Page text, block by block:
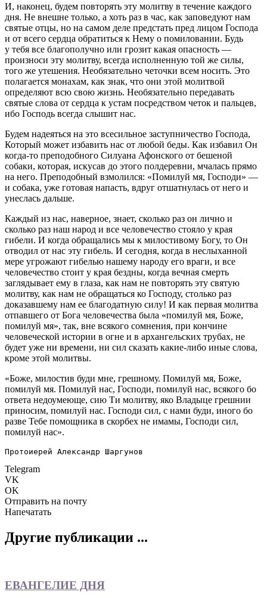
И, наконец, будем повторять эту молитву в течение каждого
дня. Не внешне только, а хоть раз в час, как заповедуют нам
святые отцы, но на самом деле предстать пред лицом Господа
и от всего сердца обратиться к Нему о помиловании. Будь
у тебя все благополучно или грозит какая опасность —
произноси эту молитву, всегда исполненную той же силы,
того же утешения. Необязательно четочки всем носить. Это
полагается монахам, как знак, что они этой молитвой
определяют всю свою жизнь. Необязательно передавать
святые слова от сердца к устам посредством четок и пальцев,
ибо Господь всегда слышит нас.
Будем надеяться на это всесильное заступничество Господа,
Который может избавить нас от любой беды. Как избавил Он
когда-то преподобного Силуана Афонского от бешеной
собаки, которая, искусав до этого полдеревни, мчалась прямо
на него. Преподобный взмолился: «Помилуй мя, Господи» —
и собака, уже готовая напасть, вдруг отшатнулась от него и
унеслась дальше.
Каждый из нас, наверное, знает, сколько раз он лично и
сколько раз наш народ и все человечество стояло у края
гибели. И когда обращались мы к милостивому Богу, то Он
отводил от нас эту гибель. И сегодня, когда в неслыханной
мере угрожают гибелью нашему народу его враги, и все
человечество стоит у края бездны, когда вечная смерть
заглядывает ему в глаза, как нам не повторять эту святую
молитву, как нам не обращаться ко Господу, столько раз
доказавшему нам ее благодатную силу! И как первая молитва
отпавшего от Бога человечества была «помилуй мя, Боже,
помилуй мя», так, вне всякого сомнения, при кончине
человеческой истории в огне и в архангельских трубах, не
будет уже ни времени, ни сил сказать какие-либо иные слова,
кроме этой молитвы.
«Боже, милостив буди мне, грешному. Помилуй мя, Боже,
помилуй мя. Помилуй нас, Господи, помилуй нас, всякого бо
ответа недоумеюще, сию Ти молитву, яко Владыце грешнии
приносим, помилуй нас. Господи сил, с нами буди, иного бо
разве Тебе помощника в скорбех не имамы, Господи сил,
помилуй нас».
Протоиерей Александр Шаргунов
Telegram
VK
OK
Отправить на почту
Напечатать
Другие публикации ...
ЕВАНГЕЛИЕ ДНЯ